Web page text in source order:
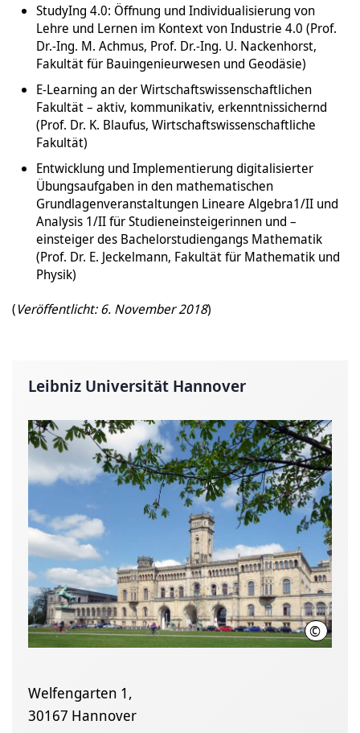
StudyIng 4.0: Öffnung und Individualisierung von
Lehre und Lernen im Kontext von Industrie 4.0 (Prof.
Dr.-Ing. M. Achmus, Prof. Dr.-Ing. U. Nackenhorst,
Fakultät für Bauingenieurwesen und Geodäsie)
E-Learning an der Wirtschaftswissenschaftlichen
Fakultät – aktiv, kommunikativ, erkenntnissichernd
(Prof. Dr. K. Blaufus, Wirtschaftswissenschaftliche
Fakultät)
Entwicklung und Implementierung digitalisierter
Übungsaufgaben in den mathematischen
Grundlagenveranstaltungen Lineare Algebra1/II und
Analysis 1/II für Studieneinsteigerinnen und –
einsteiger des Bachelorstudiengangs Mathematik
(Prof. Dr. E. Jeckelmann, Fakultät für Mathematik und
Physik)
(Veröffentlicht: 6. November 2018)
Leibniz Universität Hannover
© Leibniz
Welfengarten 1,
30167 Hannover